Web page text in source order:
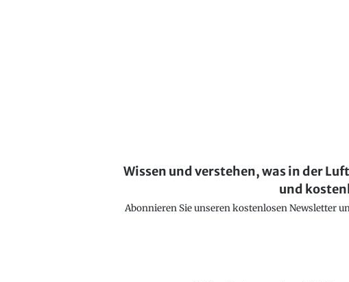
Wissen und verstehen, was in der
und
Abonnieren Sie unseren kostenlosen Newsletter